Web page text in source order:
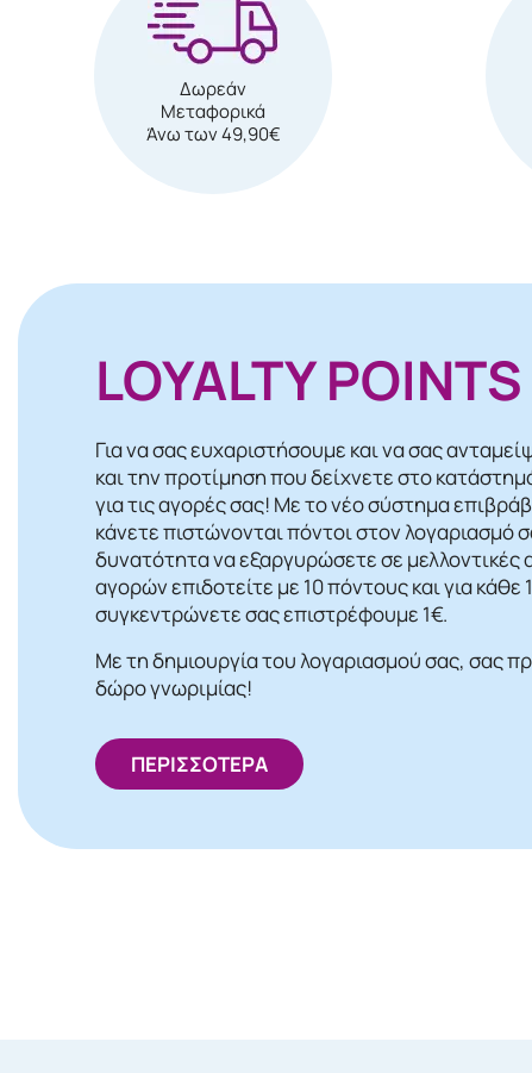
Δωρεάν
Μεταφορικά
Άνω των 49,90€
LOYALTY POINTS
Για να σας ευχαριστήσουμε και να σας
και την προτίμηση που δείχνετε στο
για τις αγορές σας! Mε το νέο σύστημα
κάνετε πιστώνονται πόντοι στον λογαριασμό
δυνατότητα να εξαργυρώσετε σε μελλοντικές
αγορών επιδοτείτε με 10 πόντους και για
συγκεντρώνετε σας επιστρέφουμε 1€.
Με τη δημιουργία του λογαριασμού σας, σας
δώρο γνωριμίας!
ΠΕΡΙΣΣΟΤΕΡΑ